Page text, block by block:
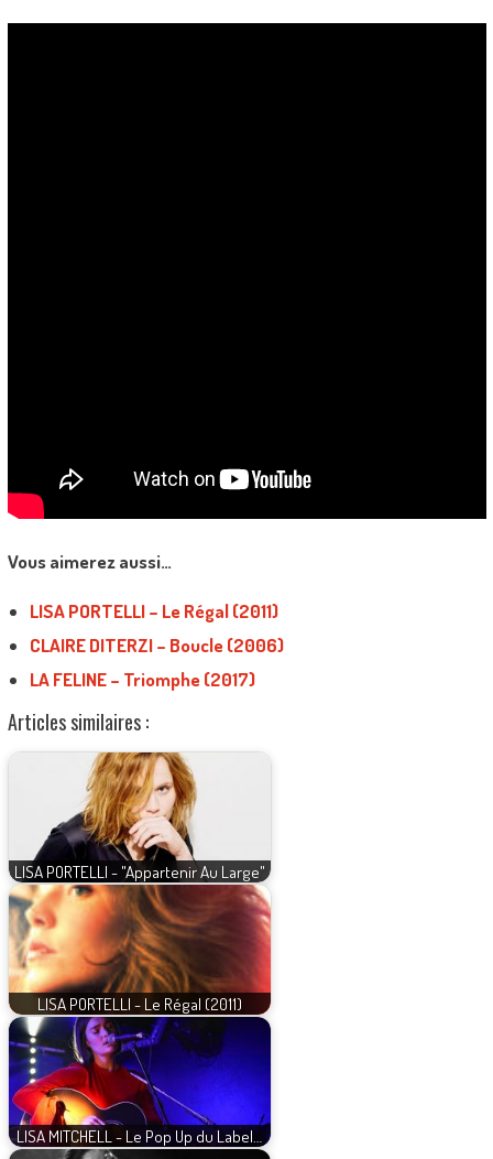
Vous aimerez aussi…
LISA PORTELLI – Le Régal (2011)
CLAIRE DITERZI – Boucle (2006)
LA FELINE – Triomphe (2017)
Articles similaires :
LISA PORTELLI - "Appartenir Au Large"
LISA PORTELLI - Le Régal (2011)
LISA MITCHELL - Le Pop Up du Label…